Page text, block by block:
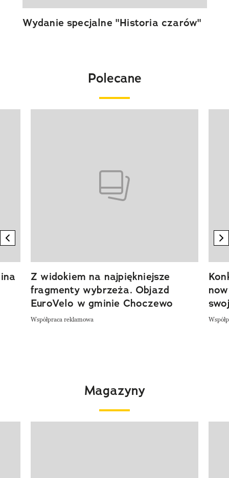
Wydanie specjalne "Historia czarów"
Polecane
previous element
Z widokiem na najpiękniejsze
fragmenty wybrzeża. Objazd
EuroVelo w gminie Choczewo
Współpraca reklamowa
Magazyny